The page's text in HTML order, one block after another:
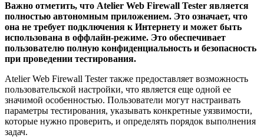
Важно отметить, что Atelier Web Firewall Tester является
полностью автономным приложением. Это означает, что
она не требует подключения к Интернету и может быть
использована в оффлайн-режиме. Это обеспечивает
пользователю полную конфиденциальность и безопасность
при проведении тестирования.
Atelier Web Firewall Tester также предоставляет возможность
пользовательской настройки, что является еще одной ее
значимой особенностью. Пользователи могут настраивать
параметры тестирования, указывать конкретные уязвимости,
которые нужно проверить, и определять порядок выполнения
задач.